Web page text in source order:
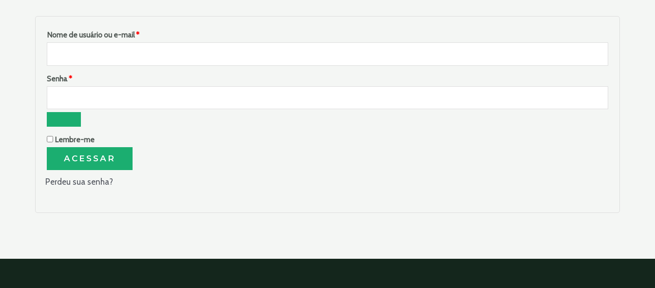
Nome de usuário ou e-mail*Obrigatório
Senha*Obrigatório
Lembre-me
ACESSAR
Perdeu sua senha?